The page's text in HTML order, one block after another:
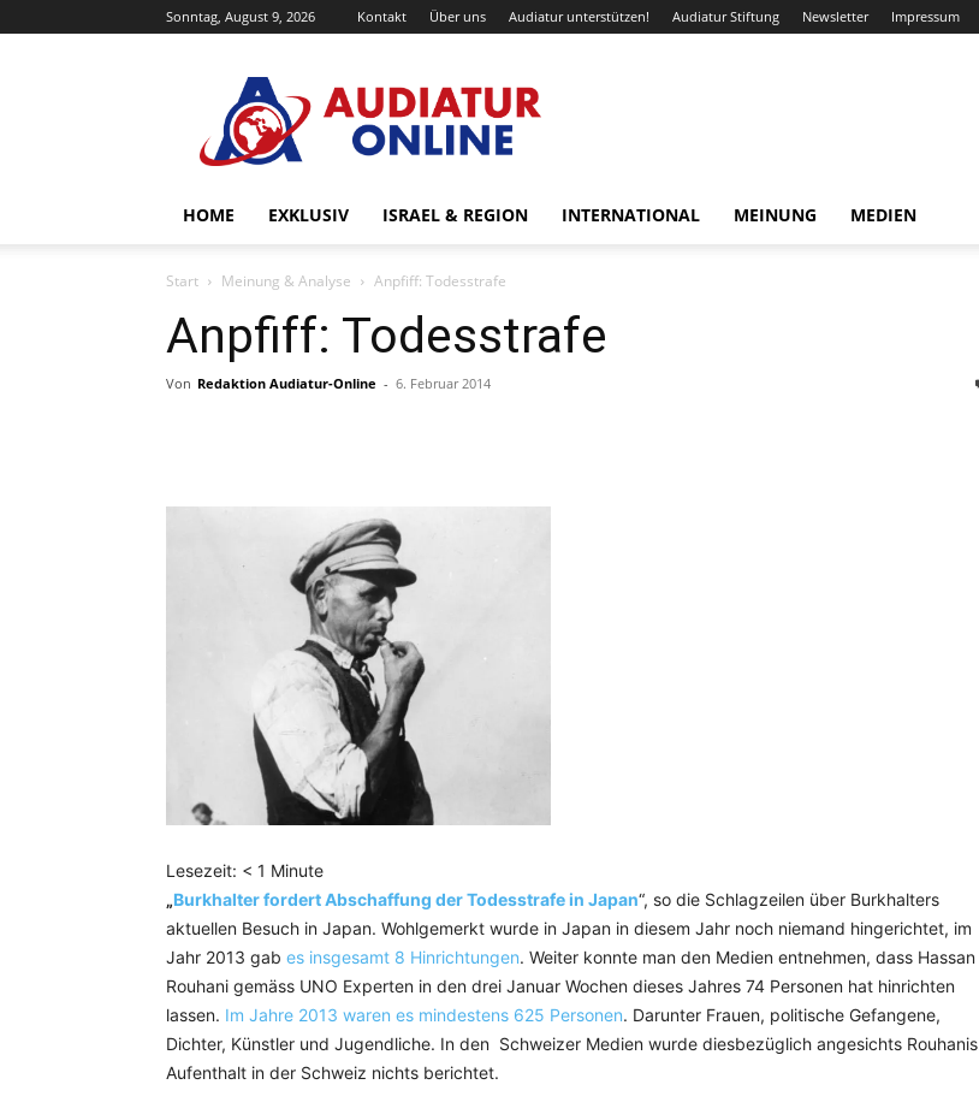
Sonntag, August 9, 2026 Kontakt Über uns Audiatur unterstützen! Audiatur Stiftung Newsletter Impressum
Online
HOME EXKLUSIV ISRAEL & REGION INTERNATIONAL MEINUNG MEDIEN
Start Meinung & Analyse Anpfiff: Todesstrafe
Anpfiff: Todesstrafe
Von Redaktion Audiatur-Online - 6. Februar 2014
Lesezeit: < 1 Minute
„Burkhalter fordert Abschaffung der Todesstrafe in Japan“, so die Schlagzeilen über Burkhalters
aktuellen Besuch in Japan. Wohlgemerkt wurde in Japan in diesem Jahr noch niemand hingerichtet, im
Jahr 2013 gab es insgesamt 8 Hinrichtungen. Weiter konnte man den Medien entnehmen, dass Hassan
Rouhani gemäss UNO Experten in den drei Januar Wochen dieses Jahres 74 Personen hat hinrichten
lassen. Im Jahre 2013 waren es mindestens 625 Personen. Darunter Frauen, politische Gefangene,
Dichter, Künstler und Jugendliche. In den Schweizer Medien wurde diesbezüglich angesichts Rouhanis
Aufenthalt in der Schweiz nichts berichtet.